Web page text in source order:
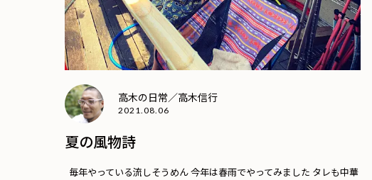
高木の日常／高木信行
2021.08.06
夏の風物詩
毎年やっている流しそうめん 今年は春雨でやってみました タレも中華